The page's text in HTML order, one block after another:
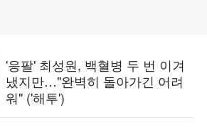
'응팔' 최성원, 백혈병 두 번 이겨
냈지만…"완벽히 돌아가긴 어려
워" ('해투')